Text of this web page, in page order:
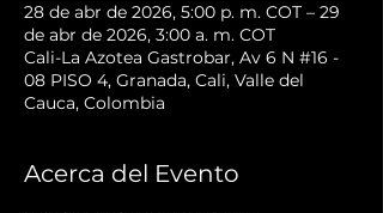
28 de abr de 2026, 5:00 p. m. COT – 29
de abr de 2026, 3:00 a. m. COT
Cali-La Azotea Gastrobar, Av 6 N #16 -
08 PISO 4, Granada, Cali, Valle del
Cauca, Colombia
Acerca del Evento